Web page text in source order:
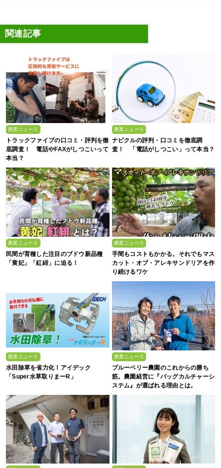
関連記事
農業ニュース
トラックファイブの口コミ・評判を徹
底調査！ 電話やFAXがしつこいって
本当？
農業ニュース
ナビクルの評判・口コミを徹底調
査！ 「電話がしつこい」って本当？
農業ニュース
民間が育種した注目のブドウ新品種
「黄妃」「紅緋」に迫る！
農業ニュース
手間もコストもかかる。それでもマス
カット・オブ・アレキサンドリアを作
り続けるワケ
農業ニュース
水田除草を省力化！アイデック
「Super水草取りまーR」
農業ニュース
ブルーベリー農園のこれからの勝ち
筋。農園経営に『バッグカルチャーシ
ステム』が選ばれる理由とは。